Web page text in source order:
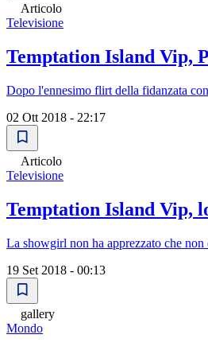
Articolo
Televisione
Temptation Island Vip,
Dopo l'ennesimo flirt della fidanzata
02 Ott 2018 - 22:17
Articolo
Televisione
Temptation Island Vip,
La showgirl non ha apprezzato che
19 Set 2018 - 00:13
gallery
Mondo